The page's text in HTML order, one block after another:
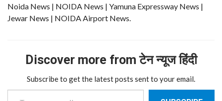
Noida News | NOIDA News | Yamuna Expressway News |
Jewar News | NOIDA Airport News.
Discover more from टेन न्यूज हिंदी
Subscribe to get the latest posts sent to your email.
Type your email…